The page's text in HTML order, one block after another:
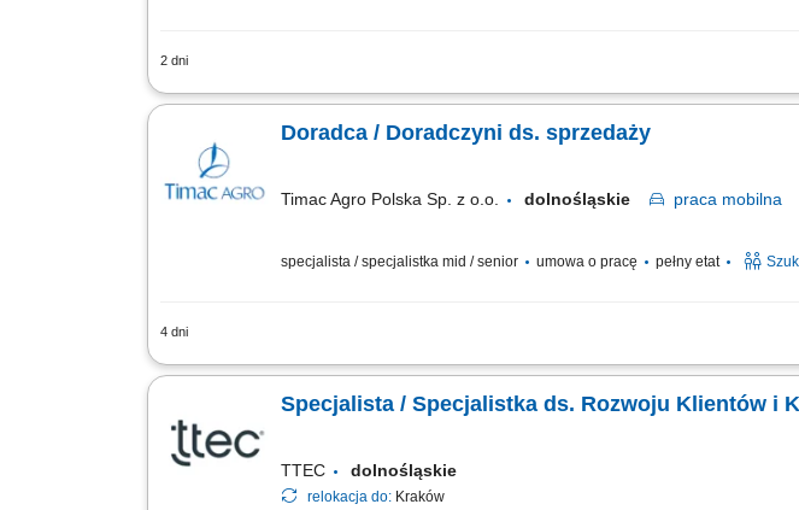
2 dni
Poszukujemy Konsultantów ds. Żywienia w kilku lokalizacjach w Polsce.
Doradca / Doradczyni ds. sprzedaży
Timac Agro Polska Sp. z o.o. dolnośląskie praca mobilna
specjalista / specjalistka mid / senior umowa o pracę pełny etat
4 dni
Teren pracy: 2-3 powiaty Zakres Obowiązków: Wizyty u Rolników i
Specjalista / Specjalistka ds. Rozwoju Klientów i
TTEC dolnośląskie
relokacja do: Kraków